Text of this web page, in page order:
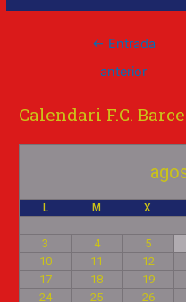
← Entrada
anterior
Calendari F.C.
L M X
3
4 5
10
11 12
17
18 19
24
25 26